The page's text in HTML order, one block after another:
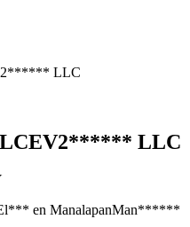
****** LLC
EV2****** LLC
*** en ManalapanMan******